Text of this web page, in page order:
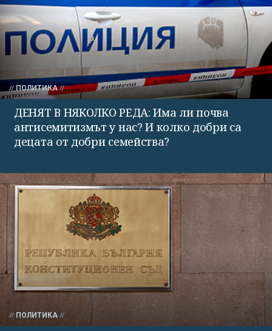
ПОЛИТИКА
ДЕНЯТ В НЯКОЛКО РЕДА: Има ли почва
антисемитизмът у нас? И колко добри са
децата от добри семейства?
ПОЛИТИКА